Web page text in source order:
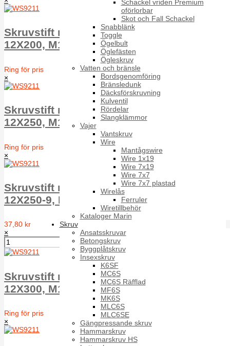
Schackel vriden Premium
oförlorbar
Skot och Fall Schackel
Snabblänk
Toggle
Ögelbult
Öglefästen
Ögleskruv
Vatten och bränsle
Bordsgenomföring
Bränsledunk
Däcksförskruvning
Kulventil
Rördelar
Slangklämmor
Vajer
Vantskruv
Wire
Mantågswire
Wire 1x19
Wire 7x19
Wire 7x7
Wire 7x7 plastad
Wirelås
Ferruler
Wiretillbehör
Kataloger Marin
Skruv
Ansatsskruvar
Betongskruv
Byggplåtskruv
Insexskruv
K6SF
MC6S
MC6S Räfflad
MF6S
MK6S
MLC6S
MLC6SE
Gängpressande skruv
Hammarskruv
Hammarskruv HS
Skruvstift med sexkantskalle WS9211 A2
12X200, M110/H70
Ring för pris
×
Skruvstift med sexkantskalle WS9211 A2
12X250, M130/H100
Ring för pris
×
Skruvstift med sexkantskalle WS9211 A2
12X250-9, M130/H100
37,80 kr
×
Skruvstift med sexkantskalle WS9211 A2
12X300, M140/H100
Ring för pris
×